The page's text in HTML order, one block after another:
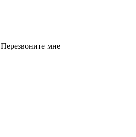
Перезвоните мне